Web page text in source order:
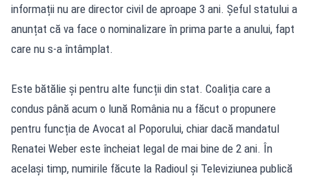
informații nu are director civil de aproape 3 ani. Șeful statului a
anunțat că va face o nominalizare în prima parte a anului, fapt
care nu s-a întâmplat.
Este bătălie și pentru alte funcții din stat. Coaliția care a
condus până acum o lună România nu a făcut o propunere
pentru funcția de Avocat al Poporului, chiar dacă mandatul
Renatei Weber este încheiat legal de mai bine de 2 ani. În
același timp, numirile făcute la Radioul și Televiziunea publică